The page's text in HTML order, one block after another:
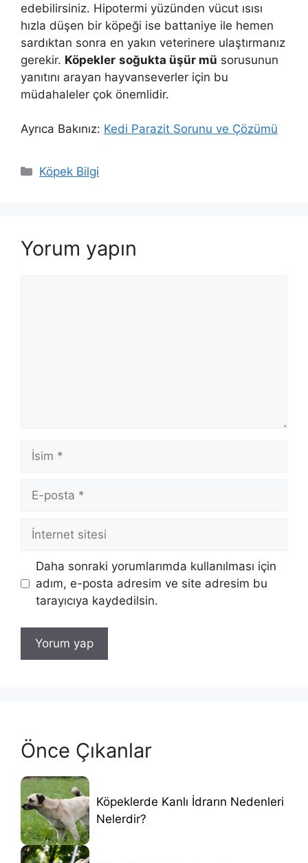
edebilirsiniz. Hipotermi yüzünden vücut ısısı
hızla düşen bir köpeği ise battaniye ile hemen
sardıktan sonra en yakın veterinere ulaştırmanız
gerekir. Köpekler soğukta üşür mü sorusunun
yanıtını arayan hayvanseverler için bu
müdahaleler çok önemlidir.
Ayrıca Bakınız: Kedi Parazit Sorunu ve Çözümü
Kategoriler
Köpek Bilgi
Yorum yapın
İsim
posta
İnternet
Daha sonraki yorumlarımda kullanılması için
adım, e-posta adresim ve site adresim bu
tarayıcıya kaydedilsin.
Önce Çıkanlar
Köpeklerde Kanlı İdrarın Nedenleri
Nelerdir?